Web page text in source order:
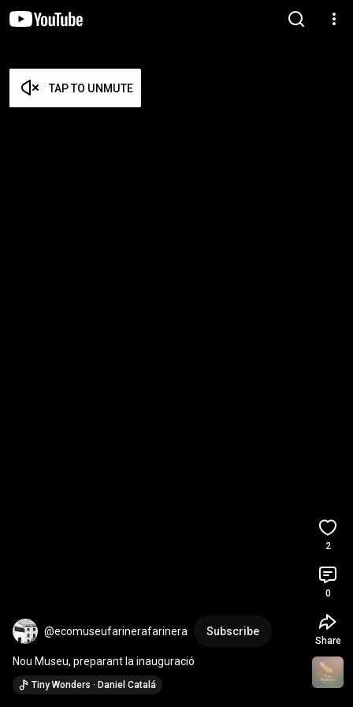
TAP TO UNMUTE
@ecomuseufarinerafarinera Subscribe
Nou Museu, preparant la inauguració
Tiny Wonders · Daniel Catalá
2
0
Share